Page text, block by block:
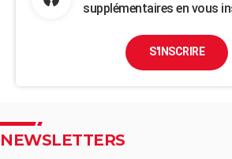
supplémentaires en vous
S'INSCRIRE
NEWSLETTERS